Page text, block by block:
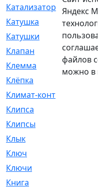
Катализатор
Катушка
Катушки
Клапан
Клемма
Клёпка
Климат-контроль
Клипса
Клипсы
Клык
Ключ
Ключи
Книга
Яндекс
файлов
можно в